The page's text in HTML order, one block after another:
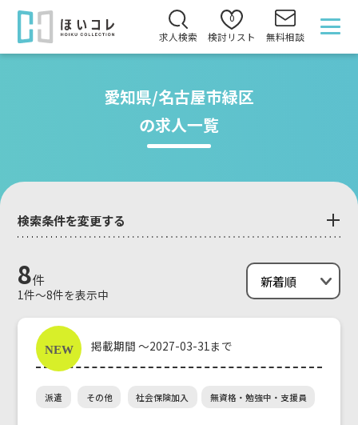
求人検索
0
検討リスト 無料相談
愛知県/名古屋市緑区
の求人一覧
検索条件を変更する
8件
1件～8件を表示中
掲載期間 ～2027-03-31まで
派遣 その他 社会保険加入 無資格・勉強中・支援員